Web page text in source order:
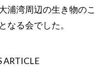
浦湾周辺の生き物のこ
なる会でした。
ARTICLE